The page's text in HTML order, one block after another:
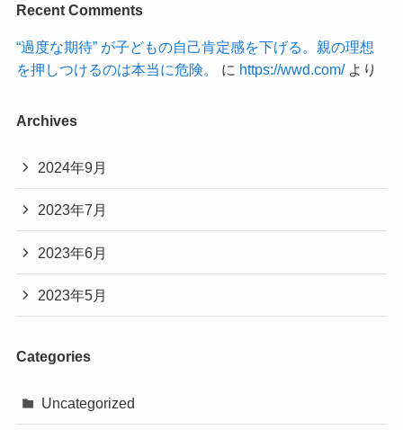
Recent Comments
“過度な期待” が子どもの自己肯定感を下げる。親の理想
を押しつけるのは本当に危険。
に https://wwd.com/より
Archives
2024年9月
2023年7月
2023年6月
2023年5月
Categories
Uncategorized